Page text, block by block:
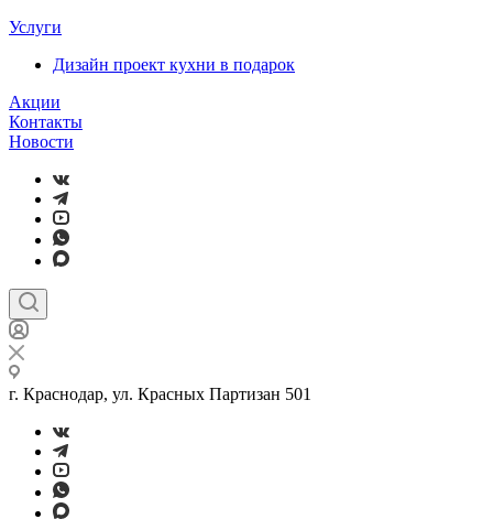
Услуги
Дизайн проект кухни в подарок
Акции
Контакты
Новости
г. Краснодар, ул. Красных Партизан 501